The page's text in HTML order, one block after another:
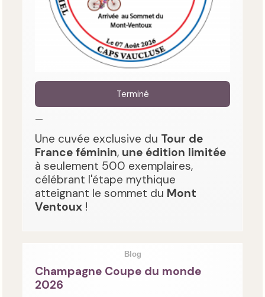
Terminé
—
Une cuvée exclusive du Tour de
France féminin, une édition limitée
à seulement 500 exemplaires,
célébrant l'étape mythique
atteignant le sommet du Mont
Ventoux !
Blog
Champagne Coupe du monde
2026